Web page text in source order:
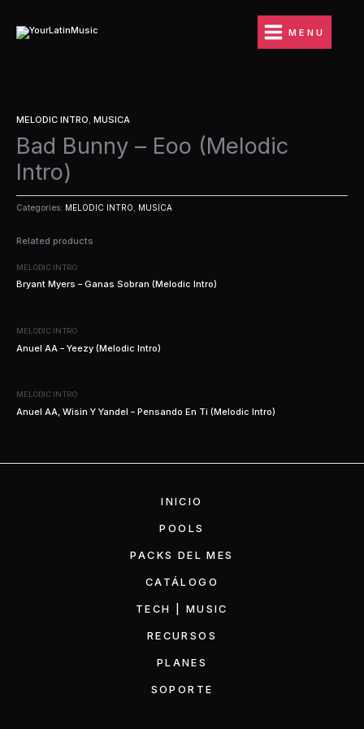
contenido
MENU
MELODIC INTRO, MUSICA
Bad Bunny – Eoo (Melodic
Intro)
Categories: MELODIC INTRO, MUSICA
Related products
MELODIC INTRO
Bryant Myers – Ganas Sobran (Melodic Intro)
MELODIC INTRO
Anuel AA – Yeezy (Melodic Intro)
MELODIC INTRO
Anuel AA, Wisin Y Yandel – Pensando En Ti (Melodic Intro)
INICIO
POOLS
PACKS DEL MES
CATÁLOGO
TECH | MUSIC
RECURSOS
PLANES
SOPORTE